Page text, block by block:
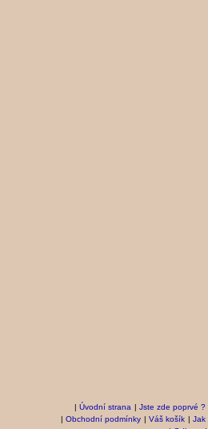
| Úvodní strana | Jste zde poprvé ?
| Obchodní podmínky | Váš košík | Jak